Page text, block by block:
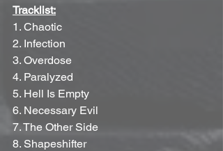
Tracklist:
1. Chaotic
2. Infection
3. Overdose
4. Paralyzed
5. Hell Is Empty
6. Necessary Evil
7. The Other Side
8. Shapeshifter